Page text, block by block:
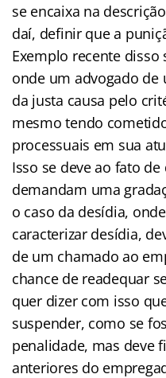
se encaixa na
daí, definir que a
Exemplo recente disso
onde um advogado de
da justa causa pelo
mesmo tendo
processuais em sua
Isso se deve ao fato
demandam uma
o caso da desídia,
caracterizar desídia,
de um chamado ao
chance de readequar
quer dizer com isso
suspender, como se
penalidade, mas deve
anteriores do